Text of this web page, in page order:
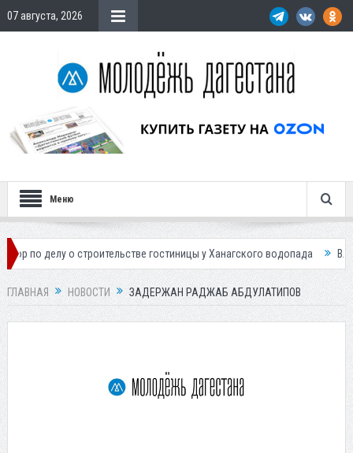
07 августа, 2026
Меню
о строительстве гостиницы у Ханагского водопада Власти
ГЛАВНАЯ НОВОСТИ ЗАДЕРЖАН РАДЖАБ АБДУЛАТИПОВ